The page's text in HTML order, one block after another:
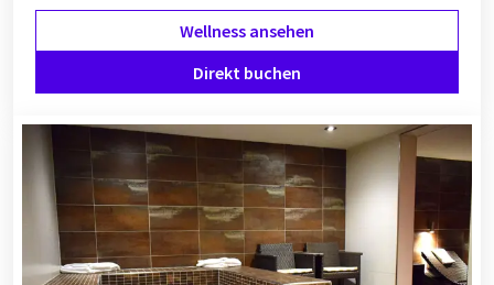
Wellness ansehen
Direkt buchen